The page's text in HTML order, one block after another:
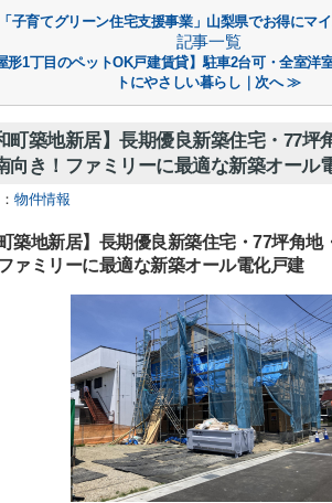
子育てグリーン住宅支援事業」山梨県でお得にマ
記事一覧
形1丁目のペットOK戸建賃貸】駐車2台可・全室洋
トにやさしい暮らし｜次へ ≫
町築地新居】長期優良新築住宅・77坪
向き！ファミリーに最適な新築オール
物件情報
町築地新居】長期優良新築住宅・77坪角地
ァミリーに最適な新築オール電化戸建